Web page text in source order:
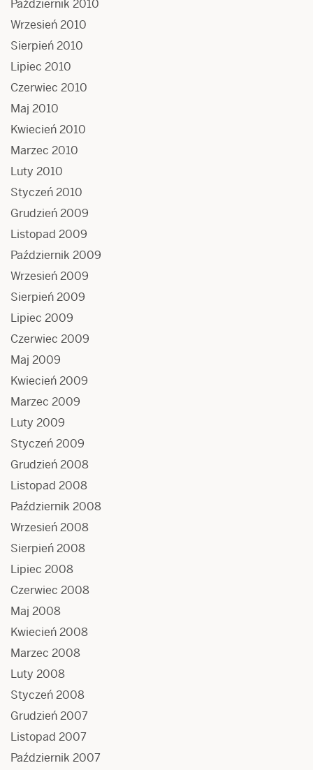
Październik 2010
Wrzesień 2010
Sierpień 2010
Lipiec 2010
Czerwiec 2010
Maj 2010
Kwiecień 2010
Marzec 2010
Luty 2010
Styczeń 2010
Grudzień 2009
Listopad 2009
Październik 2009
Wrzesień 2009
Sierpień 2009
Lipiec 2009
Czerwiec 2009
Maj 2009
Kwiecień 2009
Marzec 2009
Luty 2009
Styczeń 2009
Grudzień 2008
Listopad 2008
Październik 2008
Wrzesień 2008
Sierpień 2008
Lipiec 2008
Czerwiec 2008
Maj 2008
Kwiecień 2008
Marzec 2008
Luty 2008
Styczeń 2008
Grudzień 2007
Listopad 2007
Październik 2007